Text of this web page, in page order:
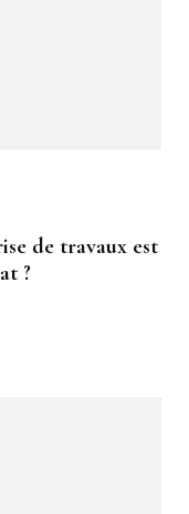
de travaux est
?